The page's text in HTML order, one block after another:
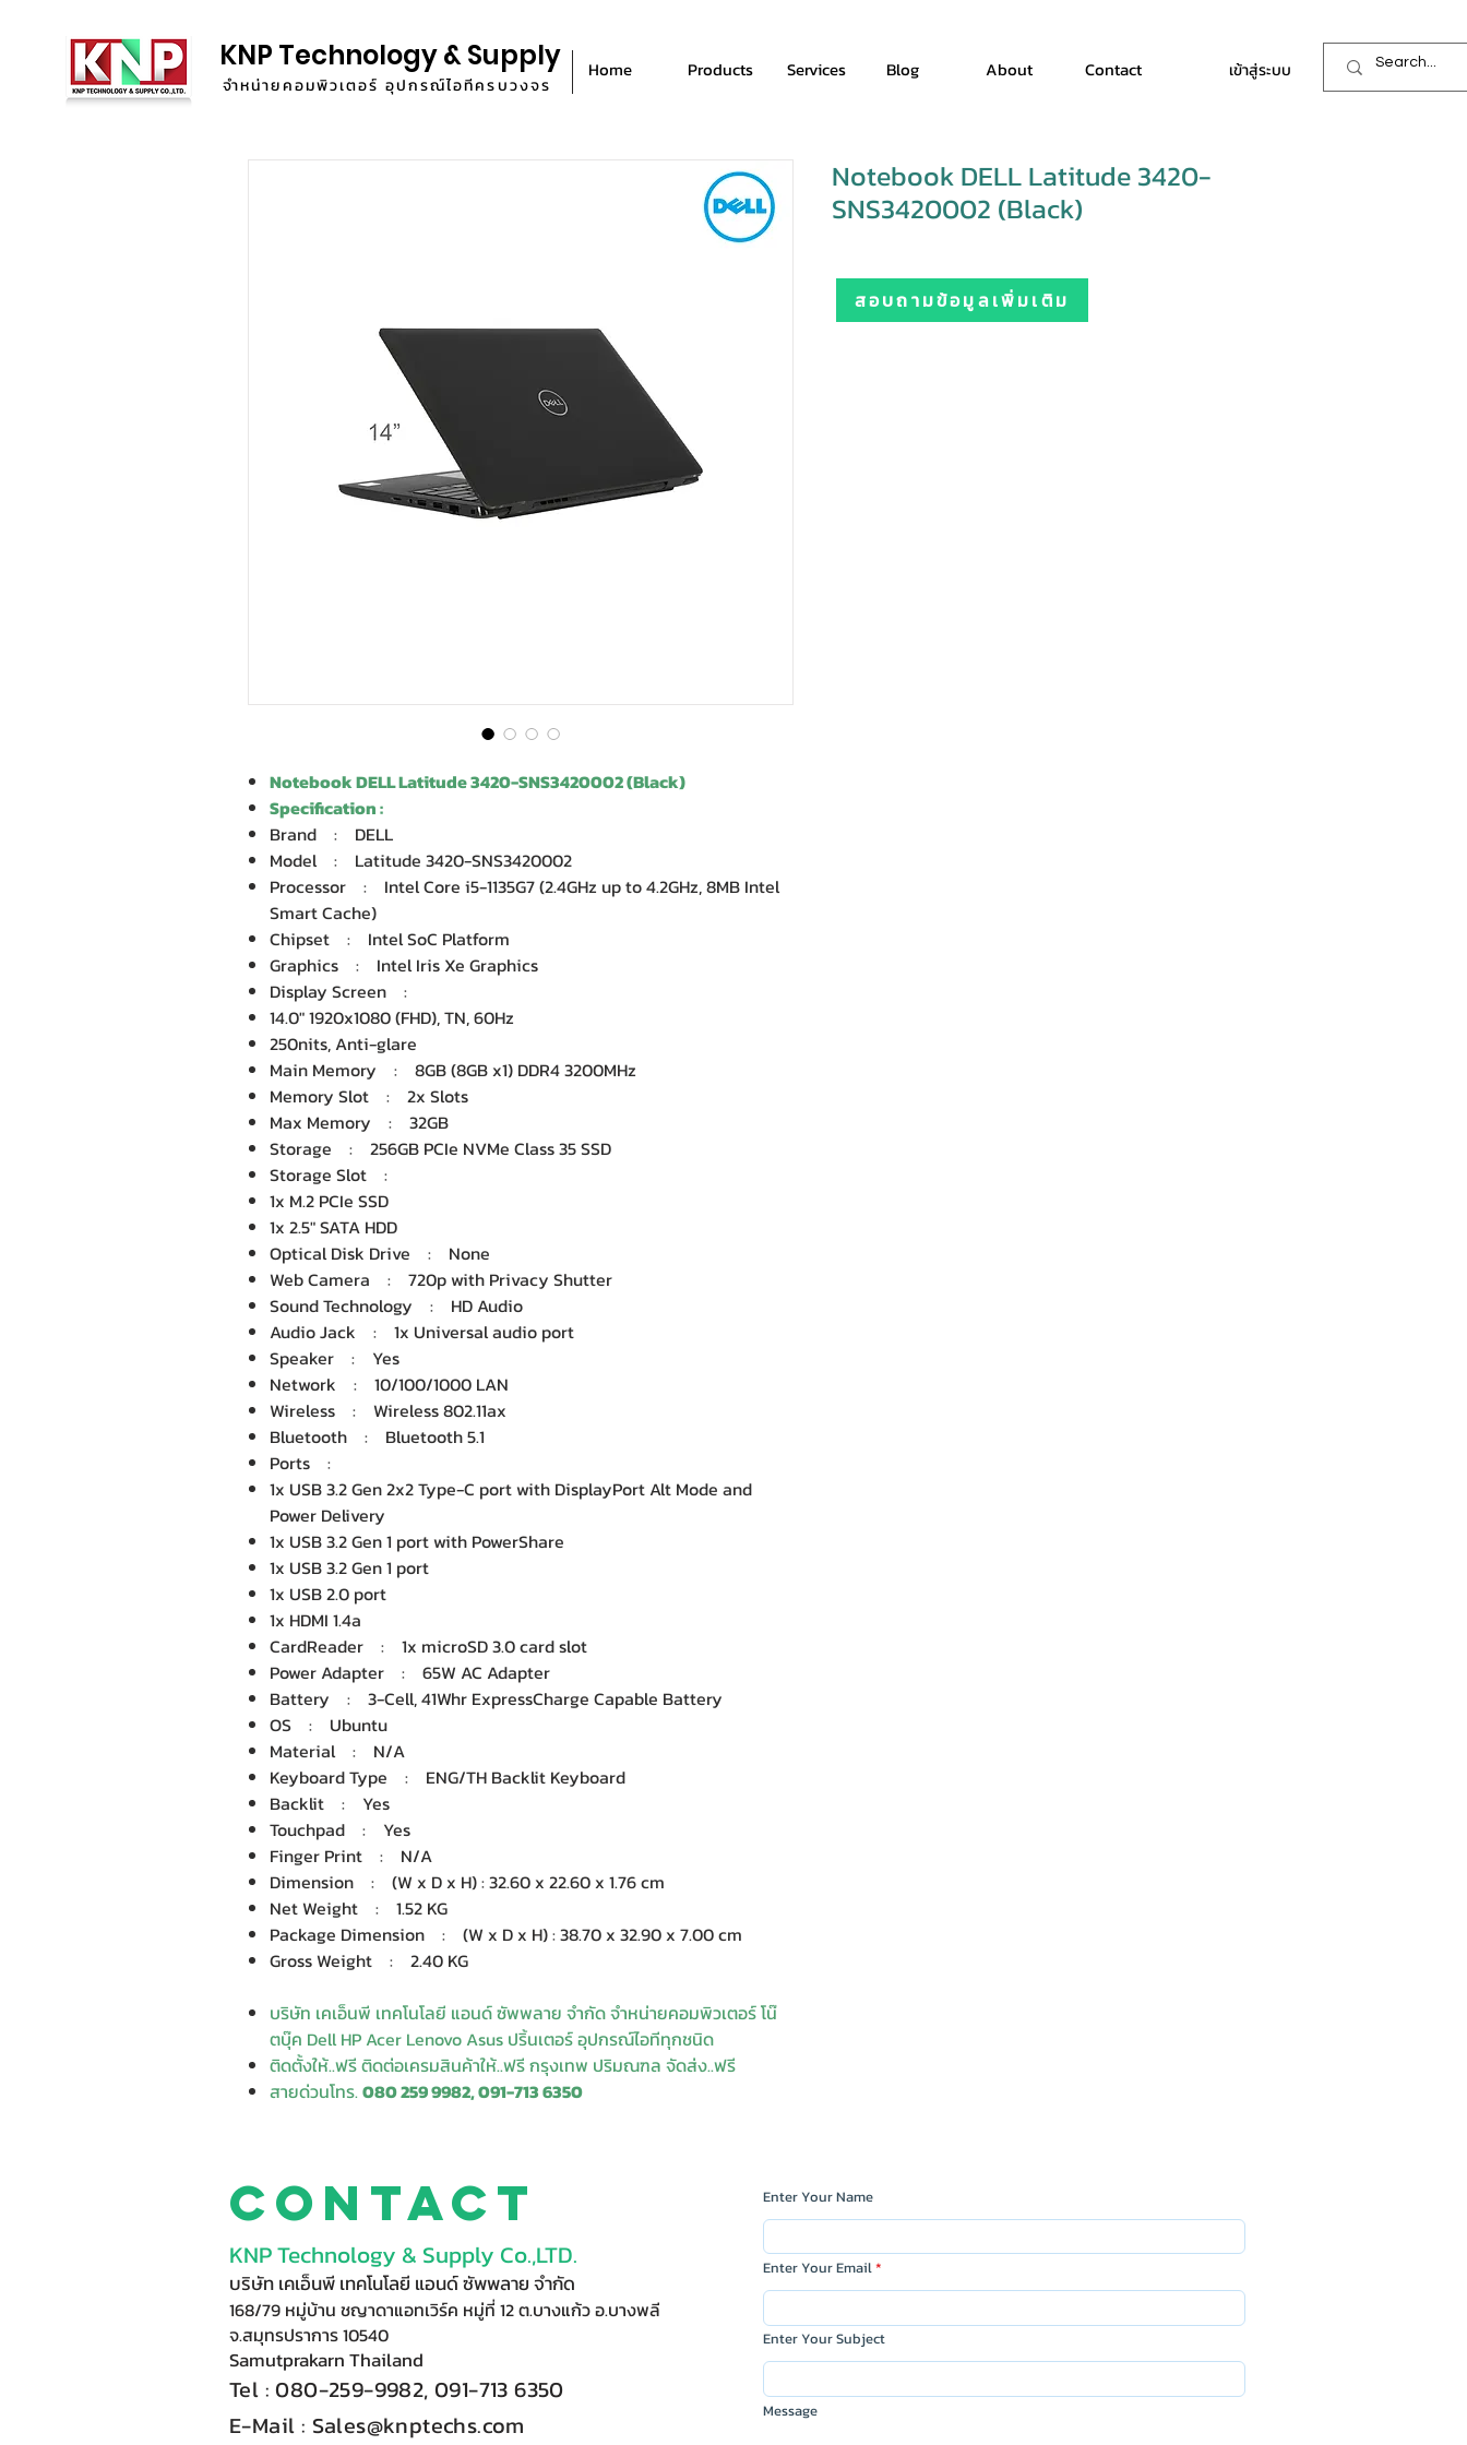
KNP Technology & Supply
จำหน่ายคอมพิวเตอร์ อุปกรณ์ไอทีครบวงจร
Home Products Services Blog About Contact เข้าสู่ระบบ
Notebook DELL Latitude 3420-SNS3420002 (Black)
Specification :
Brand : DELL
Model : Latitude 3420-SNS3420002
Processor : Intel Core i5-1135G7 (2.4GHz up to 4.2GHz, 8MB Intel
Smart Cache)
Chipset : Intel SoC Platform
Graphics : Intel Iris Xe Graphics
Display Screen :
14.0" 1920x1080 (FHD), TN, 60Hz
250nits, Anti-glare
Main Memory : 8GB (8GB x1) DDR4 3200MHz
Memory Slot : 2x Slots
Max Memory : 32GB
Storage : 256GB PCIe NVMe Class 35 SSD
Storage Slot :
1x M.2 PCIe SSD
1x 2.5" SATA HDD
Optical Disk Drive : None
Web Camera : 720p with Privacy Shutter
Sound Technology : HD Audio
Audio Jack : 1x Universal audio port
Speaker : Yes
Network : 10/100/1000 LAN
Wireless : Wireless 802.11ax
Bluetooth : Bluetooth 5.1
Ports :
1x USB 3.2 Gen 2x2 Type-C port with DisplayPort Alt Mode and
Power Delivery
1x USB 3.2 Gen 1 port with PowerShare
1x USB 3.2 Gen 1 port
1x USB 2.0 port
1x HDMI 1.4a
CardReader : 1x microSD 3.0 card slot
Power Adapter : 65W AC Adapter
Battery : 3-Cell, 41Whr ExpressCharge Capable Battery
OS : Ubuntu
Material : N/A
Keyboard Type : ENG/TH Backlit Keyboard
Backlit : Yes
Touchpad : Yes
Finger Print : N/A
Dimension : (W x D x H) : 32.60 x 22.60 x 1.76 cm
Net Weight : 1.52 KG
Package Dimension : (W x D x H) : 38.70 x 32.90 x 7.00 cm
Gross Weight : 2.40 KG
บริษัท เคเอ็นพี เทคโนโลยี แอนด์ ซัพพลาย จำกัด จำหน่ายคอมพิวเตอร์ โน๊
ตบุ๊ค Dell HP Acer Lenovo Asus ปริ้นเตอร์ อุปกรณ์ไอทีทุกชนิด
ติดตั้งให้..ฟรี ติดต่อเครมสินค้าให้..ฟรี กรุงเทพ ปริมณฑล จัดส่ง..ฟรี
สายด่วนโทร.080 259 9982, 091-713 6350
Notebook DELL Latitude 3420-
SNS3420002 (Black)
สอบถามข้อมูลเพิ่มเติม
Contact
KNP Technology & Supply Co.,LTD.
บริษัท เคเอ็นพี เทคโนโลยี แอนด์ ซัพพลาย จำกัด
168/79 หมู่บ้าน ชญาดาแอทเวิร์ค หมู่ที่ 12 ต.บางแก้ว อ.บางพลี
จ.สมุทรปราการ 10540
Samutprakarn Thailand
Tel : 080-259-9982, 091-713 6350
E-Mail :​ Sales@knptechs.com
Enter Your Name
Enter Your Email
Enter Your Subject
Message